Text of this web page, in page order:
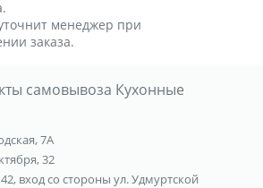
менеджер при
заказа.
самовывоза Кухонные
7А
32
вход со стороны ул. Удмуртской